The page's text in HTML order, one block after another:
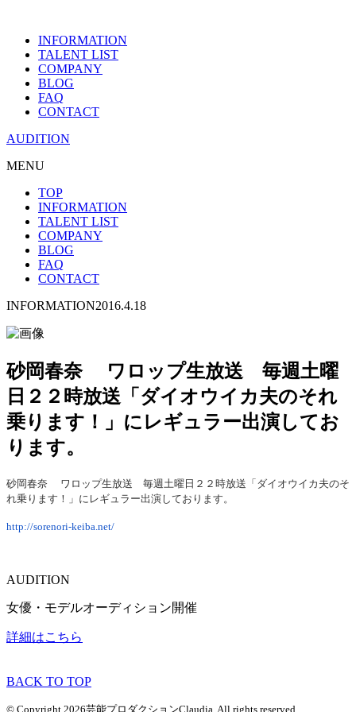
INFORMATION
TALENT LIST
COMPANY
BLOG
FAQ
CONTACT
AUDITION
MENU
TOP
INFORMATION
TALENT LIST
COMPANY
BLOG
FAQ
CONTACT
INFORMATION2016.4.18
砂岡春奈 ワロップ生放送 毎週土曜
日２２時放送「ダイオウイカ夫のそれ
乗ります！」にレギュラー出演してお
ります。
砂岡春奈
ワロップ生放送 毎週土曜日２２時放送「ダイオウイカ夫のそ
れ乗ります！」にレギュラー出演しております。
http://sorenori-keiba.net/
AUDITION
女優・モデルオーディション開催
詳細はこちら
BACK TO TOP
© Copyright 2026芸能プロダクションClaudia. All rights reserved.